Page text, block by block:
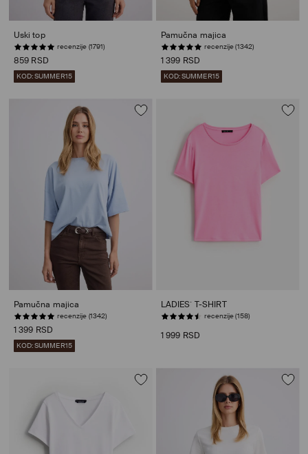
Uski top
recenzije (1791)
859 RSD
KOD: SUMMER15
Pamučna majica
recenzije (1342)
1 399 RSD
KOD: SUMMER15
Pamučna majica
recenzije (1342)
1 399 RSD
KOD: SUMMER15
LADIES` T-SHIRT
NISKE ZALIHE
1 999 RSD